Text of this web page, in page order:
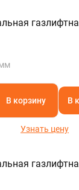
В корзину В
Узнать цену